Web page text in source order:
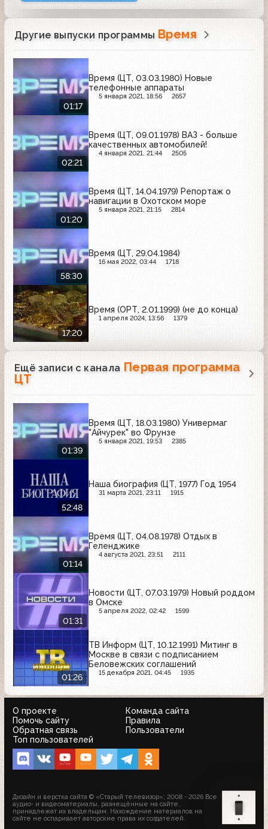
Другие выпуски программы Время
01:17
Время (ЦТ, 03.03.1980) Новые
телефонные аппараты
5 января 2021, 18:56 2657
02:21
Время (ЦТ, 09.01.1978) ВАЗ - больше
качественных автомобилей!
4 января 2021, 21:44 2505
01:20
Время (ЦТ, 14.04.1979) Репортаж о
навигации в Охотском море
5 января 2021, 21:15 2814
58:30
Время (ЦТ, 29.04.1984)
16 мая 2022, 03:44 1718
17:20
Время (ОРТ, 2.01.1999) (не до конца)
1 апреля 2024, 13:56 1379
Ещё записи с канала Первая программа
ЦТ
01:39
Время (ЦТ, 18.03.1980) Универмаг
"Айчурек" во Фрунзе
5 января 2021, 19:53 2385
52:48
Наша биография (ЦТ, 1977) Год 1954
31 марта 2021, 23:11 1915
01:14
Время (ЦТ, 04.08.1978) Отдых в
Геленджике
4 августа 2021, 23:51 2111
01:31
Новости (ЦТ, 07.03.1979) Новый роддом
в Омске
5 апреля 2022, 02:42 1599
01:26
ТВ Информ (ЦТ, 10.12.1991) Митинг в
Москве в связи с подписанием
Беловежских соглашений
15 декабря 2021, 04:45 1935
О проекте
Команда сайта
Помочь сайту
Правила
Обратная связь
Пользователи
Топ пользователей
Дизайн и верстка сайта © «Старый телевизор»; 2008 - 2026 Все
аудио- и видеоматериалы, размещённые на сайте,
принадлежат их владельцам. Нахождение материалов на
сайте не оспаривает авторские права их создателей.